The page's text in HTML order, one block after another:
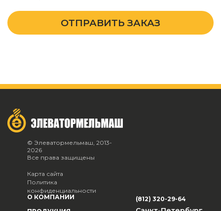
ОТПРАВИТЬ ЗАКАЗ
© Элеватормельмаш, 2013-
2026
Все права защищены
Карта сайта
Политика
конфиденциальности
О КОМПАНИИ
(812) 320-29-64